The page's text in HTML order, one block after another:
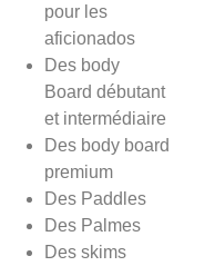
pour les
aficionados
Des body
Board débutant
et intermédiaire
Des body board
premium
Des Paddles
Des Palmes
Des skims